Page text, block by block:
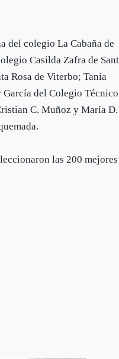
del colegio La Cabaña de
Casilda Zafra de
Rosa de Viterbo; Tania
del Colegio Técnico
C. Muñoz y María D.
las 200 mejores